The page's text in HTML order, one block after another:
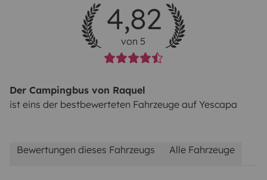
4,82
von 5
Der Campingbus von Raquel
ist eins der bestbewerteten Fahrzeuge auf Yescapa
Bewertungen dieses Fahrzeugs Alle Fahrzeuge